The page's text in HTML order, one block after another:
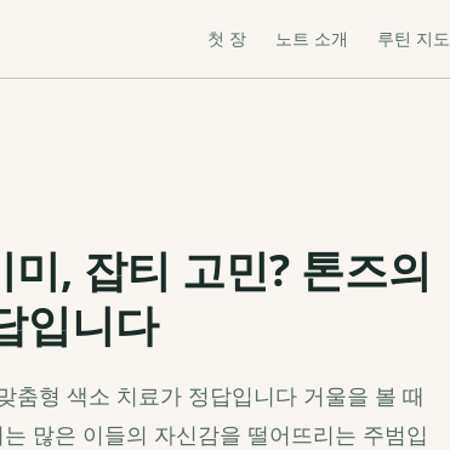
첫 장 노트 소개 루틴 지도
, 잡티 고민? 톤즈의
입니다
춤형 색소 치료가 정답입니다 거울을 볼 때
많은 이들의 자신감을 떨어뜨리는 주범입